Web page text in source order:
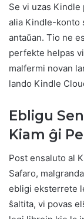
Se vi uzas
alia Kindle-konto
antaŭan. Tio ne
perfekte helpas
malfermi novan
lando Kindle
Ebligu
Kiam ĝi
Post ensaluto al
Safaro,
ebligi eksterrete
ŝaltita, vi povas